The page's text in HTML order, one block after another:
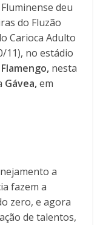
deu
do Fluzão
Carioca Adulto
11), no estádio
Flamengo, nesta
Gávea,em
a
fazem a
zero, e agora
de talentos,